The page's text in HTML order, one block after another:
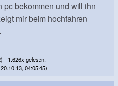
pc bekommen und will ihn
mir beim hochfahren
- 1.626x gelesen.
04:05:45)